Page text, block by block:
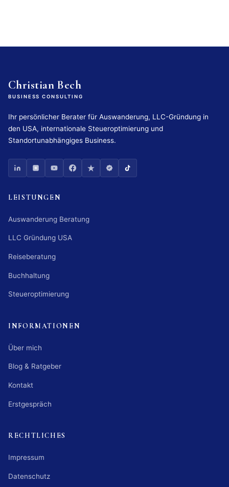
Christian Bech
BUSINESS CONSULTING
Ihr persönlicher Berater für Auswanderung, LLC-Gründung in
den USA, internationale Steueroptimierung und
Standortunabhängiges Business.
LEISTUNGEN
Auswanderung Beratung
LLC Gründung USA
Reiseberatung
Buchhaltung
Steueroptimierung
INFORMATIONEN
Über mich
Blog & Ratgeber
Kontakt
Erstgespräch
RECHTLICHES
Impressum
Datenschutz